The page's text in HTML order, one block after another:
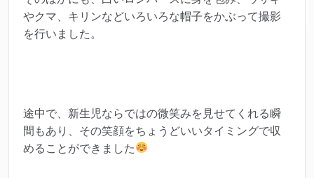
やクマ、キリンなどいろいろな帽子をかぶって撮影
を行いました。
途中で、新生児ならではの微笑みを見せてくれる瞬
間もあり、その笑顔をちょうどいいタイミングで収
めることができました